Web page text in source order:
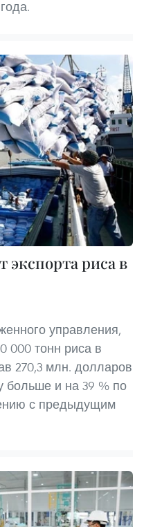
экспорта риса в
управления,
000 тонн риса в
270,3 млн. долларов
больше и на 39 % по
с предыдущим